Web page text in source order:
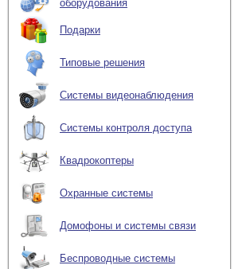
оборудования
Подарки
Типовые решения
Системы видеонаблюдения
Системы контроля доступа
Квадрокоптеры
Охранные системы
Домофоны и системы связи
Беспроводные системы